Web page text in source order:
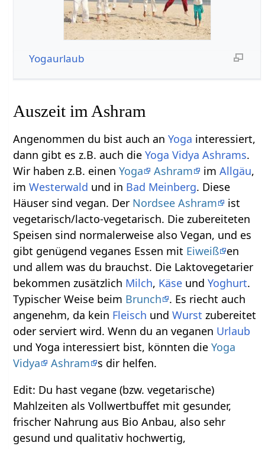
Yogaurlaub
Auszeit im Ashram
Angenommen du bist auch anYoga interessiert,
dann gibt es z.B. auch dieYoga Vidya Ashrams.
Wir haben z.B. einenYoga Ashram imAllgäu,
imWesterwald und in Bad Meinberg. Diese
Häuser sind vegan. Der Nordsee Ashram
ist
vegetarisch/lacto-vegetarisch. Die zubereiteten
Speisen sind normalerweise also Vegan, und es
gibt genügend veganes Essen mit Eiweiß en
und allem was du brauchst. Die Laktovegetarier
bekommen zusätzlich Milch, Käse undYoghurt.
Typischer Weise beim Brunch
. Es riecht auch
angenehm, da kein Fleisch undWurst zubereitet
oder serviert wird. Wenn du an veganen Urlaub
und Yoga interessiert bist, könnten dieYoga
Vidya
Ashram
s dir helfen.
Edit: Du hast vegane (bzw. vegetarische)
Mahlzeiten als Vollwertbuffet mit gesunder,
frischer Nahrung aus Bio Anbau, also sehr
gesund und qualitativ hochwertig,